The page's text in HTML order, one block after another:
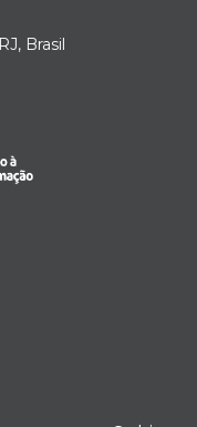
Brasil